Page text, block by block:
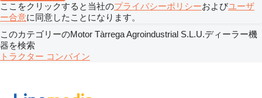
ここをクリックすると当社のプライバシーポリシーおよびユーザ
ー合意に同意したことになります。
このカテゴリーのMotor Tàrrega Agroindustrial S.L.U.ディーラー機
器を検索
トラクター コンバイン